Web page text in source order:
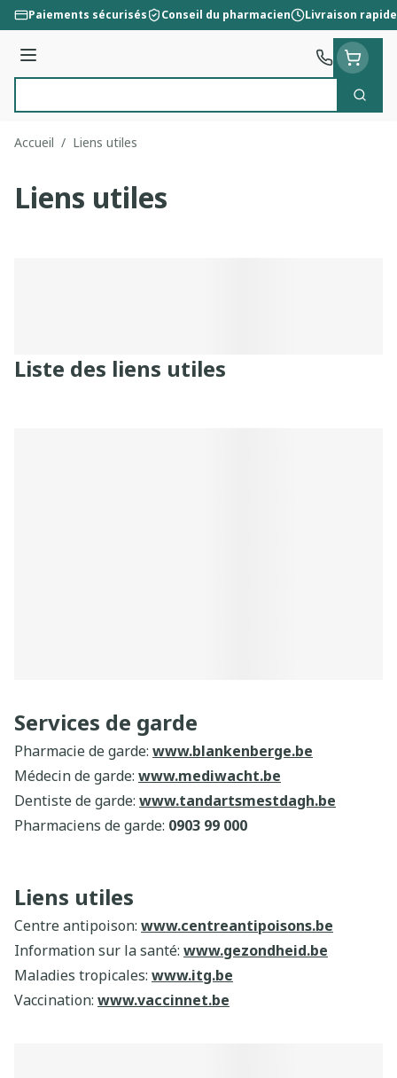
Aller au contenu
Paiements sécurisés Conseil du pharmacien Livraison rapide
Menu
Accueil / Liens utiles
Liens utiles
Liste des liens utiles
Services de garde
Pharmacie de garde: www.blankenberge.be
Médecin de garde: www.mediwacht.be
Dentiste de garde: www.tandartsmestdagh.be
Pharmaciens de garde: 0903 99 000
Liens utiles
Centre antipoison: www.centreantipoisons.be
Information sur la santé: www.gezondheid.be
Maladies tropicales: www.itg.be
Vaccination: www.vaccinnet.be